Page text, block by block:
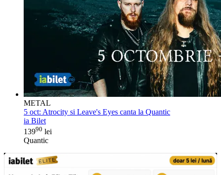
METAL
5 oct: Atrocity si Leave's Eyes canta la Quantic
ia Bilet
13990 lei
Quantic